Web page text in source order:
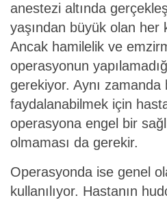
anestezi altında
yaşından büyük olan her
Ancak hamilelik ve
operasyonun
gerekiyor. Aynı zamanda
faydalanabilmek için
operasyona engel bir
olmaması da gerekir.
Operasyonda ise genel
kullanılıyor. Hastanın